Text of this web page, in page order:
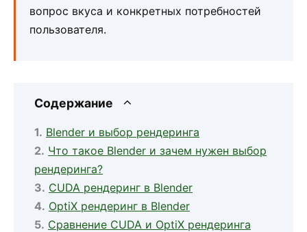
вопрос вкуса и конкретных потребностей
пользователя.
Содержание
Blender и выбор рендеринга
Что такое Blender и зачем нужен выбор
рендеринга?
CUDA рендеринг в Blender
OptiX рендеринг в Blender
Сравнение CUDA и OptiX рендеринга